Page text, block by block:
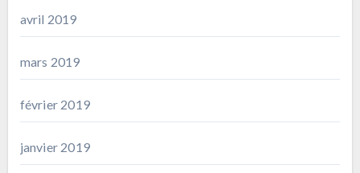
avril 2019
mars 2019
février 2019
janvier 2019